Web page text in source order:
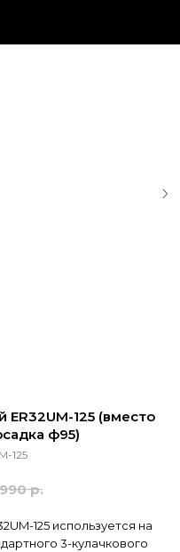
125 (вместо
ф95)
125
р.
125 используется на
3-кулачкового